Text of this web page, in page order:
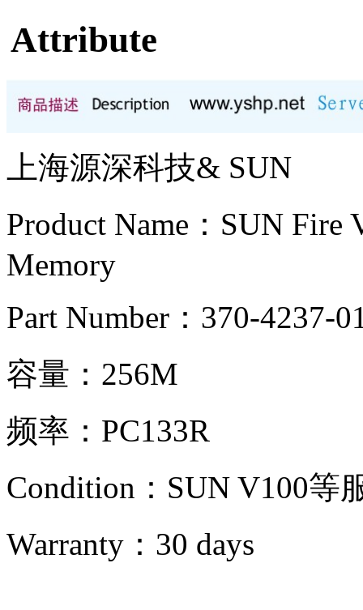
Attribute
上海源深科技& SUN
Product Name：SUN
Memory
Part Number：370-4237-
容量：256M
频率：PC133R
Condition：SUN V100等
Warranty： 30 days